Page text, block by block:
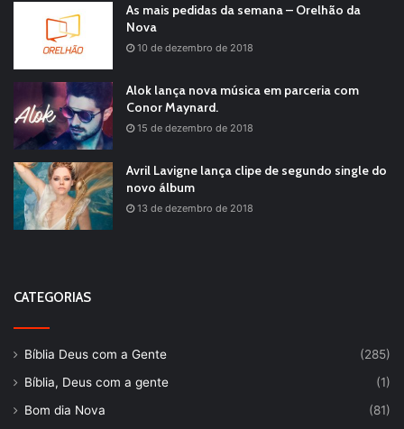
As mais pedidas da semana – Orelhão da
Nova
10 de dezembro de 2018
Alok lança nova música em parceria com
Conor Maynard.
15 de dezembro de 2018
Avril Lavigne lança clipe de segundo single do
novo álbum
13 de dezembro de 2018
CATEGORIAS
Bíblia Deus com a Gente
(285)
Bíblia, Deus com a gente
(1)
Bom dia Nova
(81)